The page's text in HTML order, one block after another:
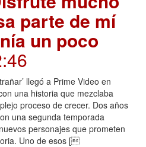
parte de mí
un poco
llegó a Prime Video en
una historia que mezclaba
proceso de crecer. Dos años
una segunda temporada
personajes que prometen
Uno de esos [